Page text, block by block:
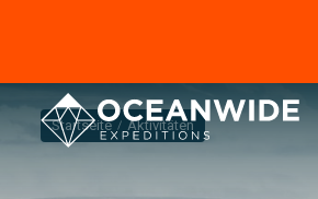
Startseite Aktivitäten